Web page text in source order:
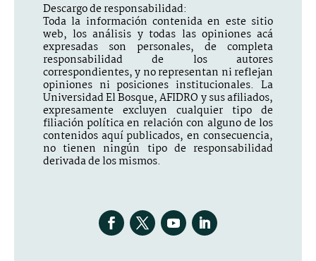
Descargo de responsabilidad:
Toda la información contenida en este sitio
web, los análisis y todas las opiniones acá
expresadas son personales, de completa
responsabilidad de los autores
correspondientes, y no representan ni reflejan
opiniones ni posiciones institucionales. La
Universidad El Bosque, AFIDRO y sus afiliados,
expresamente excluyen cualquier tipo de
filiación política en relación con alguno de los
contenidos aquí publicados, en consecuencia,
no tienen ningún tipo de responsabilidad
derivada de los mismos.